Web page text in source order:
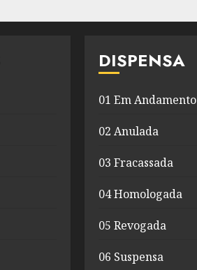
DISPENSA
01 Em Andamento
02 Anulada
03 Fracassada
04 Homologada
05 Revogada
06 Suspensa